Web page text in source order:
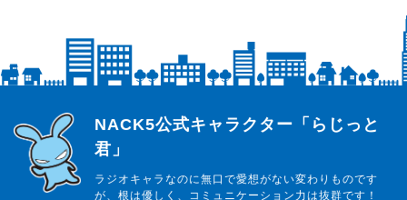
らじっと君
NACK5公式キャラクター「らじっと
君」
ラジオキャラなのに無口で愛想がない変わりものです
が、根は優しく、コミュニケーション力は抜群です！